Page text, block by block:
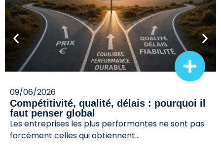
09/06/2026
Compétitivité, qualité, délais : pourquoi il
faut penser global
Les entreprises les plus performantes ne sont pas
forcément celles qui obtiennent…